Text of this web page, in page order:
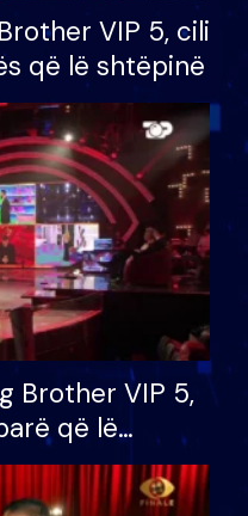
VIP 5, cili
që lë shtëpinë
Brother VIP 5,
që lë
për